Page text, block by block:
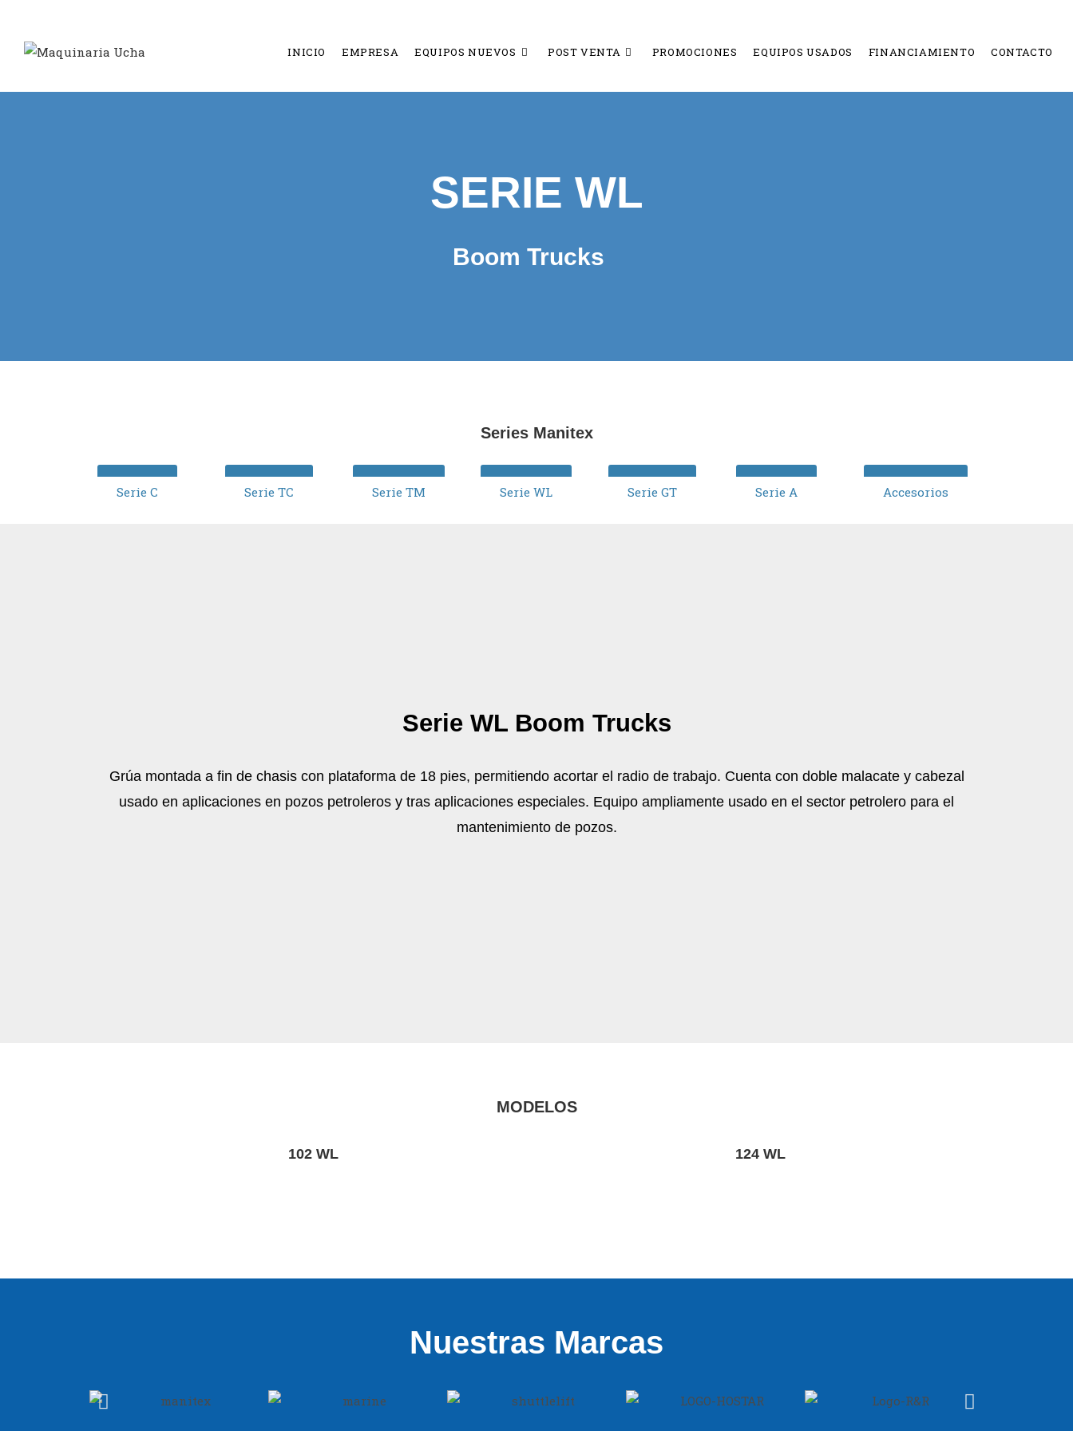
INICIO EMPRESA EQUIPOS NUEVOS POST VENTA PROMOCIONES EQUIPOS USADOS FINANCIAMIENTO CONTACTO
SERIE WL
Boom Trucks
Series Manitex
Serie C Serie TC Serie TM Serie WL Serie GT Serie A Accesorios
Serie WL Boom Trucks
Grúa montada a fin de chasis con plataforma de 18 pies, permitiendo acortar el radio de trabajo. Cuenta con doble malacate y cabezal
usado en aplicaciones en pozos petroleros y tras aplicaciones especiales. Equipo ampliamente usado en el sector petrolero para el
mantenimiento de pozos.
MODELOS
102 WL 124 WL
Nuestras Marcas